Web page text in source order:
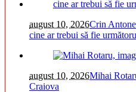
august 10, 2026Crin
cine ar trebui să fie
august 10, 2026Mihai
Craiova